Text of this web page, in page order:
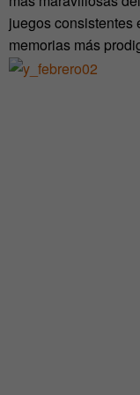
juegos consistentes
memorias más